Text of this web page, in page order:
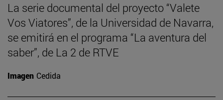
La serie documental del proyecto “Valete
Vos Viatores”, de la Universidad de Navarra,
se emitirá en el programa “La aventura del
saber”, de La 2 de RTVE
Imagen Cedida